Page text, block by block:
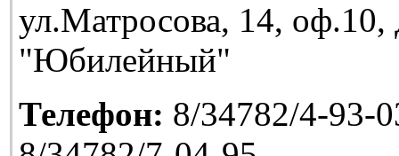
ул.Матросова, 14,
"Юбилейный"
Телефон: 8/34782/4-93-